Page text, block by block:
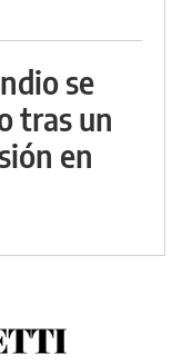
se
tras un
en